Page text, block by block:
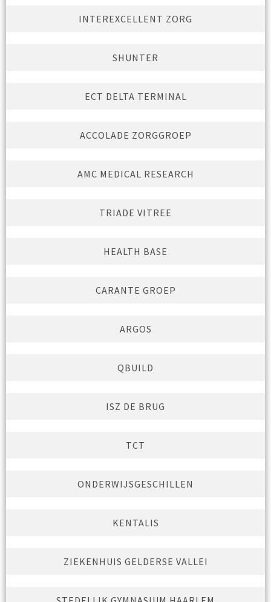
INTEREXCELLENT ZORG
SHUNTER
ECT DELTA TERMINAL
ACCOLADE ZORGGROEP
AMC MEDICAL RESEARCH
TRIADE VITREE
HEALTH BASE
CARANTE GROEP
ARGOS
QBUILD
ISZ DE BRUG
TCT
ONDERWIJSGESCHILLEN
KENTALIS
ZIEKENHUIS GELDERSE VALLEI